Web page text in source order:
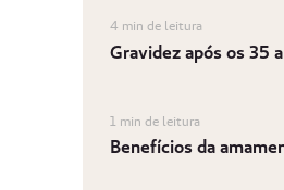
4 min de leitura
Gravidez após os 35
1 min de leitura
Benefícios da